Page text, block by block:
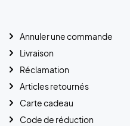
Annuler une commande
Livraison
Réclamation
Articles retournés
Carte cadeau
Code de réduction